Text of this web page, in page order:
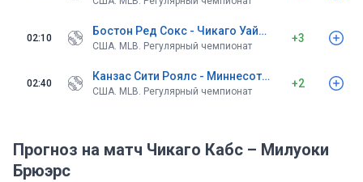
02:10
Бостон Ред Сокс - Чикаго Уайт Сокс
США. MLB. Регулярный чемпионат
+3
02:40
Канзас Сити Роялс - Миннесота Твинс
США. MLB. Регулярный чемпионат
+2
Прогноз на матч Чикаго Кабс – Милуоки
Брюэрс